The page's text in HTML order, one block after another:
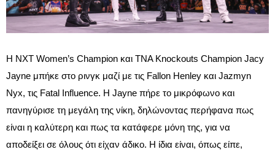
Η NXT Women’s Champion και TNA Knockouts Champion Jacy
Jayne μπήκε στο ρινγκ μαζί με τις Fallon Henley και Jazmyn
Nyx, τις Fatal Influence. Η Jayne πήρε το μικρόφωνο και
πανηγύρισε τη μεγάλη της νίκη, δηλώνοντας περήφανα πως
είναι η καλύτερη και πως τα κατάφερε μόνη της, για να
αποδείξει σε όλους ότι είχαν άδικο. Η ίδια είναι, όπως είπε,